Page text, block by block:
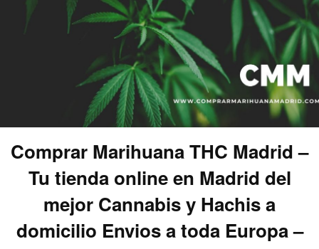
Comprar Marihuana THC Madrid –
Tu tienda online en Madrid del
mejor Cannabis y Hachis a
domicilio Envios a toda Europa –